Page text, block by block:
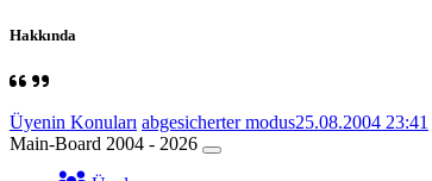
Hakkında
Üyenin Konuları abgesicherter modus25.08.2004 23:41
Main-Board 2004 - 2026